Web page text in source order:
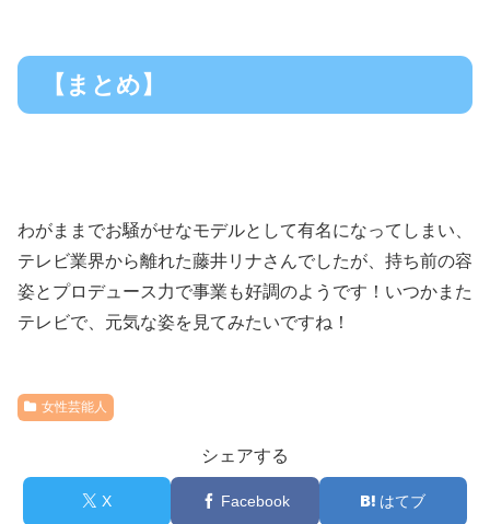
【まとめ】
わがままでお騒がせなモデルとして有名になってしまい、
テレビ業界から離れた藤井リナさんでしたが、持ち前の容
姿とプロデュース力で事業も好調のようです！いつかまた
テレビで、元気な姿を見てみたいですね！
女性芸能人
シェアする
X Facebook はてブ